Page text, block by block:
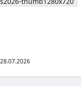
28.07.2026